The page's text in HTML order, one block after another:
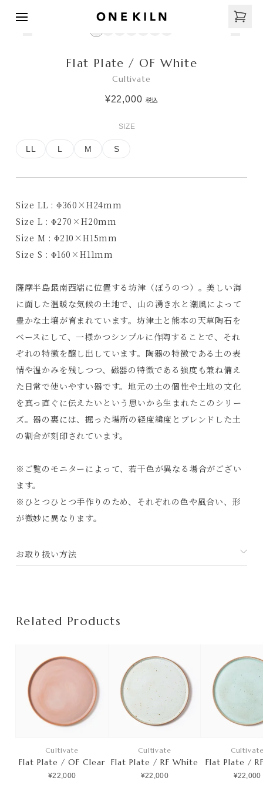
Products
特定商取引法に基づく表記
Flat Plate / OF White
Cultivate
¥22,000 税込
SIZE
LL L M S
Size LL : Φ360×H24mm
Size L : Φ270×H20mm
Size M : Φ210×H15mm
Size S :Φ160×H11mm
薩摩半島最南西端に位置する坊津（ぼうのつ）。美しい海
に面した温暖な気候の土地で、山の湧き水と潮風によって
豊かな土壌が育まれています。坊津土と熊本の天草陶石を
ベースにして、一様かつシンプルに作陶することで、それ
ぞれの特徴を醸し出しています。陶器の特徴である土の表
情や温かみを残しつつ、磁器の特徴である強度も兼ね備え
た日常で使いやすい器です。地元の土の個性や土地の文化
を真っ直ぐに伝えたいという思いから生まれたこのシリー
ズ。器の裏には、掘った場所の経度緯度とブレンドした土
の割合が刻印されています。
※ご覧のモニターによって、若干色が異なる場合がござい
ます。
※ひとつひとつ手作りのため、それぞれの色や風合い、形
が微妙に異なります。
お取り扱い方法
Related Products
Cultivate
Flat Plate / OF Clear
¥22,000
Cultivate
Flat Plate / RF White
¥22,000
Flat Plate /
¥22,000